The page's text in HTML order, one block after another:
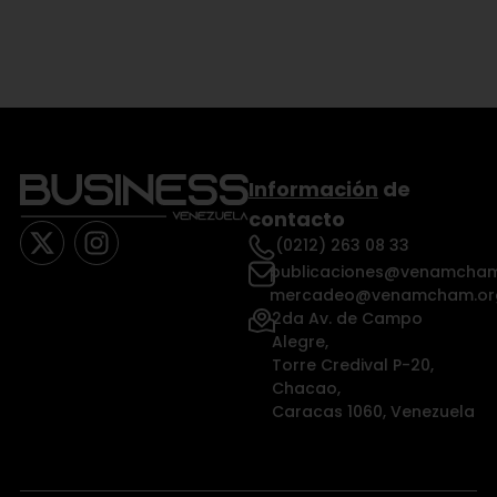
Información de
contacto
(0212) 263 08 33
2da Av. de Campo
Alegre,
Torre Credival P-20,
Chacao,
Caracas 1060, Venezuela